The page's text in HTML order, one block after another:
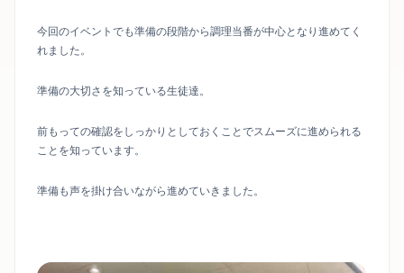
今回のイベントでも準備の段階から調理当番が中心となり進めてく
れました。
準備の大切さを知っている生徒達。
前もっての確認をしっかりとしておくことでスムーズに進められる
ことを知っています。
準備も声を掛け合いながら進めていきました。